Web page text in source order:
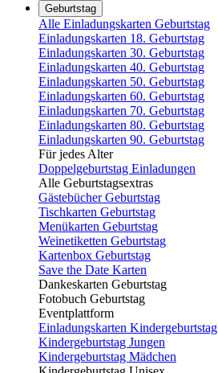
Geburtstag
Alle Einladungskarten Geburtstag
Einladungskarten 18. Geburtstag
Einladungskarten 30. Geburtstag
Einladungskarten 40. Geburtstag
Einladungskarten 50. Geburtstag
Einladungskarten 60. Geburtstag
Einladungskarten 70. Geburtstag
Einladungskarten 80. Geburtstag
Einladungskarten 90. Geburtstag
Für jedes Alter
Doppelgeburtstag Einladungen
Alle Geburtstagsextras
Gästebücher Geburtstag
Tischkarten Geburtstag
Menükarten Geburtstag
Weinetiketten Geburtstag
Kartenbox Geburtstag
Save the Date Karten
Dankeskarten Geburtstag
Fotobuch Geburtstag
Eventplattform
Einladungskarten Kindergeburtstag
Kindergeburtstag Jungen
Kindergeburtstag Mädchen